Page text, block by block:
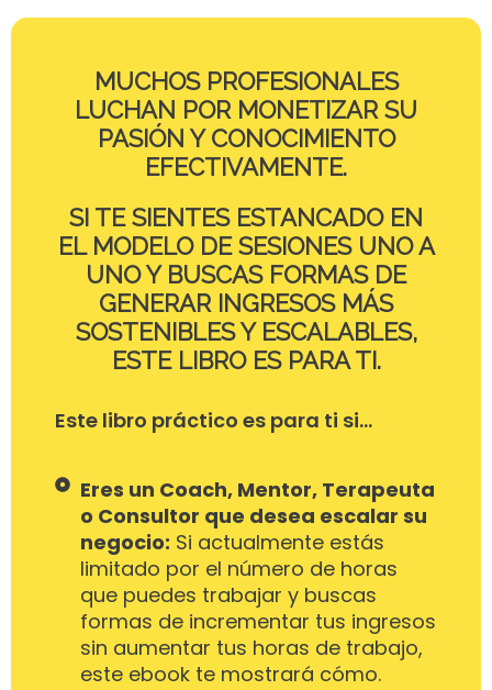
MUCHOS PROFESIONALES
LUCHAN POR MONETIZAR SU
PASIÓN Y CONOCIMIENTO
EFECTIVAMENTE.
SI TE SIENTES ESTANCADO EN
EL MODELO DE SESIONES UNO A
UNO Y BUSCAS FORMAS DE
GENERAR INGRESOS MÁS
SOSTENIBLES Y ESCALABLES,
ESTE LIBRO ES PARA TI.
Este libro práctico es para ti si…
Eres un Coach, Mentor, Terapeuta
o Consultor que desea escalar su
negocio: Si actualmente estás
limitado por el número de horas
que puedes trabajar y buscas
formas de incrementar tus ingresos
sin aumentar tus horas de trabajo,
este ebook te mostrará cómo.